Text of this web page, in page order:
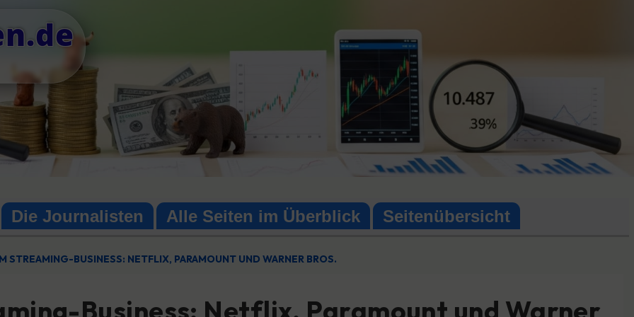
Die Journalisten Alle Seiten im Überblick Seitenübersicht
STREAMING-BUSINESS: NETFLIX, PARAMOUNT UND WARNER BROS.